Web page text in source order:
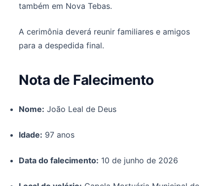
também em Nova Tebas.
A cerimônia deverá reunir familiares e amigos
para a despedida final.
Nota de Falecimento
Nome: João Leal de Deus
Idade: 97 anos
Data do falecimento: 10 de junho de 2026